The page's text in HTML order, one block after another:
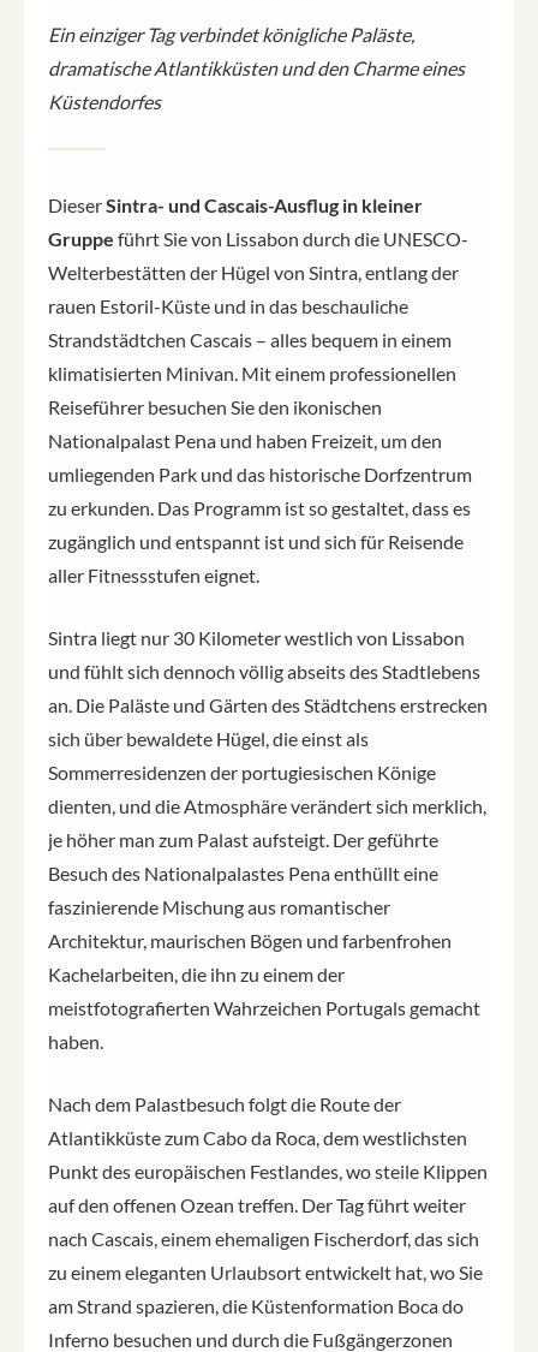
Ein einziger Tag verbindet königliche Paläste,
dramatische Atlantikküsten und den Charme eines
Küstendorfes
DieserSintra- und Cascais-Ausflug in kleiner
Gruppe führt Sie von Lissabon durch die UNESCO-
Welterbestätten der Hügel von Sintra, entlang der
rauen Estoril-Küste und in das beschauliche
Strandstädtchen Cascais – alles bequem in einem
klimatisierten Minivan. Mit einem professionellen
Reiseführer besuchen Sie den ikonischen
Nationalpalast Pena und haben Freizeit, um den
umliegenden Park und das historische Dorfzentrum
zu erkunden. Das Programm ist so gestaltet, dass es
zugänglich und entspannt ist und sich für Reisende
aller Fitnessstufen eignet.
Sintra liegt nur 30 Kilometer westlich von Lissabon
und fühlt sich dennoch völlig abseits des Stadtlebens
an. Die Paläste und Gärten des Städtchens erstrecken
sich über bewaldete Hügel, die einst als
Sommerresidenzen der portugiesischen Könige
dienten, und die Atmosphäre verändert sich merklich,
je höher man zum Palast aufsteigt. Der geführte
Besuch des Nationalpalastes Pena enthüllt eine
faszinierende Mischung aus romantischer
Architektur, maurischen Bögen und farbenfrohen
Kachelarbeiten, die ihn zu einem der
meistfotografierten Wahrzeichen Portugals gemacht
haben.
Nach dem Palastbesuch folgt die Route der
Atlantikküste zum Cabo da Roca, dem westlichsten
Punkt des europäischen Festlandes, wo steile Klippen
auf den offenen Ozean treffen. Der Tag führt weiter
nach Cascais, einem ehemaligen Fischerdorf, das sich
zu einem eleganten Urlaubsort entwickelt hat, wo Sie
am Strand spazieren, die Küstenformation Boca do
Inferno besuchen und durch die Fußgängerzonen